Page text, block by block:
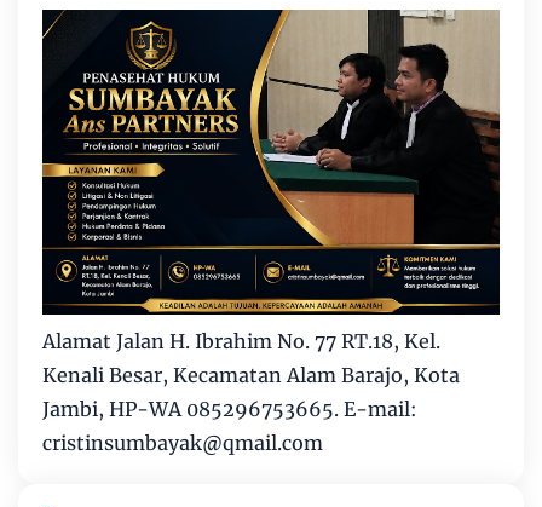
Alamat Jalan H. Ibrahim No. 77 RT.18, Kel.
Kenali Besar, Kecamatan Alam Barajo, Kota
Jambi, HP-WA 085296753665. E-mail:
cristinsumbayak@qmail.com